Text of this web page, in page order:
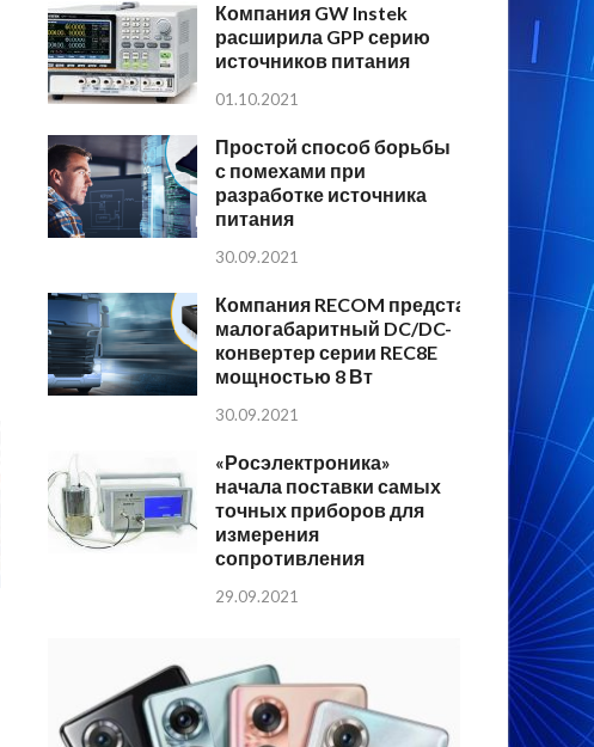
Компания GW Instek
расширила GPP серию
источников питания
01.10.2021
Простой способ борьбы
с помехами при
разработке источника
питания
30.09.2021
Компания RECOM представляет
малогабаритный DC/DC-
конвертер серии REC8E
мощностью 8 Вт
30.09.2021
«Росэлектроника»
начала поставки самых
точных приборов для
измерения
сопротивления
29.09.2021